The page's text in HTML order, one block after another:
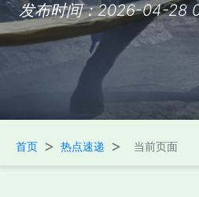
发布时间：2026-04-28
首页 > 热点速递 > 当前页面